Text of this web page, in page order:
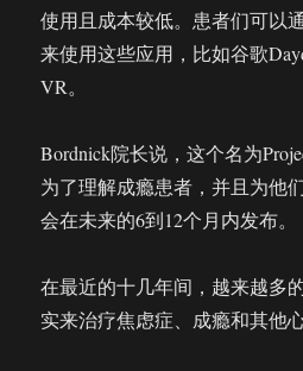
使用且成本较低。患者们可以
来使用这些应用，比如谷歌
VR。
Bordnick院长说，这个名为
为了理解成瘾患者，并且为他
会在未来的6到12个月内发布。
在最近的十几年间，越来越多
实来治疗焦虑症、成瘾和其他